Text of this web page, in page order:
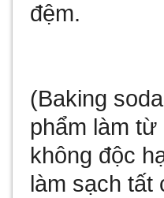
đệm.
(Baking
phẩm làm
không độc
làm sạch